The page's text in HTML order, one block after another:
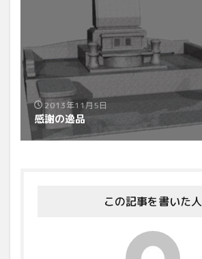
2013年11月5日
感謝の逸品
この記事を書いた人